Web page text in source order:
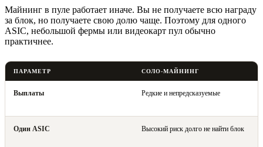
Майнинг в пуле работает иначе. Вы не получаете всю награду
за блок, но получаете свою долю чаще. Поэтому для одного
ASIC, небольшой фермы или видеокарт пул обычно
практичнее.
ПАРАМЕТР СОЛО-МАЙНИНГ
Выплаты Редкие и непредсказуемые
Один ASIC Высокий риск долго не найти блок